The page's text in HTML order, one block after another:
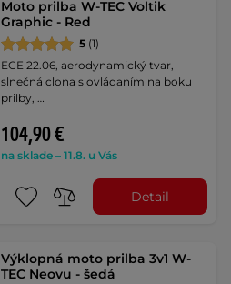
Moto prilba W-TEC Voltik
Graphic - Red
5 (1)
ECE 22.06, aerodynamický tvar,
slnečná clona s ovládaním na boku
prilby, …
104,90 €
na sklade – 11.8. u Vás
Detail
Výklopná moto prilba 3v1 W-
TEC Neovu - šedá